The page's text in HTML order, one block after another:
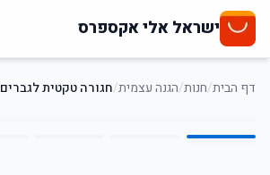
ישראל אלי אקספרס
דף הבית/חנות/הגנה עצמית/חגורה טקטית לגברים
1
/
5